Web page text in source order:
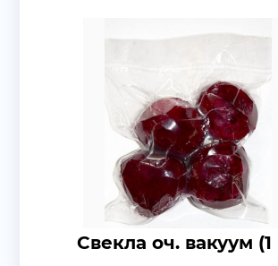
Свекла оч. вакуум (1